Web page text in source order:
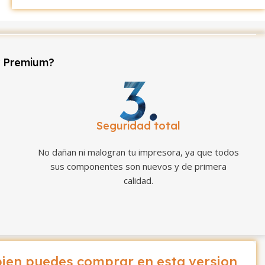
Seguridad total
No dañan ni malogran tu impresora, ya que todos
sus componentes son nuevos y de primera
calidad.
puedes comprar en esta version